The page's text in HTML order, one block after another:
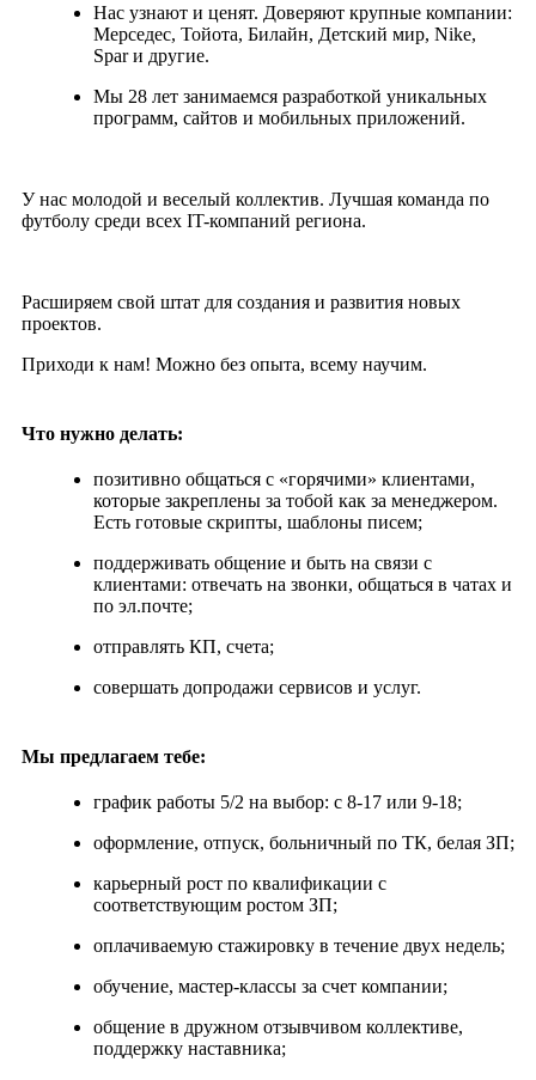
Нас узнают и ценят. Доверяют крупные компании:
Мерседес, Тойота, Билайн, Детский мир, Nike,
Spar и другие.
Мы 28 лет занимаемся разработкой уникальных
программ, сайтов и мобильных приложений.
У нас молодой и веселый коллектив. Лучшая команда по
футболу среди всех IT-компаний региона.
Расширяем свой штат для создания и развития новых
проектов.
Приходи к нам! Можно без опыта, всему научим.
Что нужно делать:
позитивно общаться с «горячими» клиентами,
которые закреплены за тобой как за менеджером.
Есть готовые скрипты, шаблоны писем;
поддерживать общение и быть на связи с
клиентами: отвечать на звонки, общаться в чатах и
по эл.почте;
отправлять КП, счета;
совершать допродажи сервисов и услуг.
Мы предлагаем тебе:
график работы 5/2 на выбор: с 8-17 или 9-18;
оформление, отпуск, больничный по ТК, белая ЗП;
карьерный рост по квалификации с
соответствующим ростом ЗП;
оплачиваемую стажировку в течение двух недель;
обучение, мастер-классы за счет компании;
общение в дружном отзывчивом коллективе,
поддержку наставника;